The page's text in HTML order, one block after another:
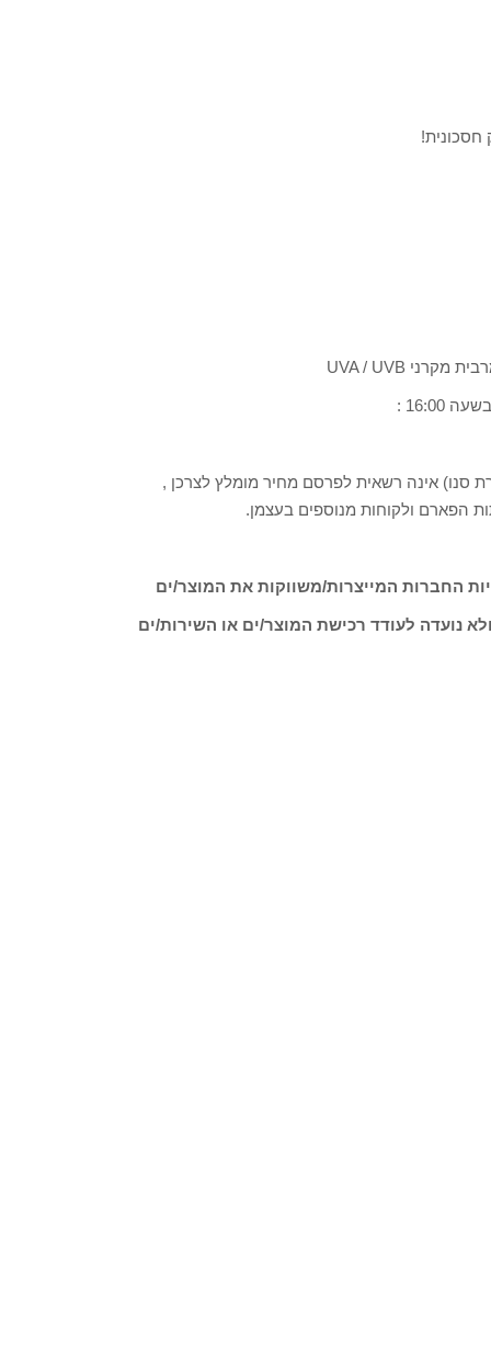
סנו) אינה רשאית לפרסם מחיר מומלץ לצרכן ,
הפארם ולקוחות מנוספים בעצמן.
החברות המייצרות/משווקות את המוצר/ים
נועדה לעודד רכישת המוצר/ים או השירות/ים